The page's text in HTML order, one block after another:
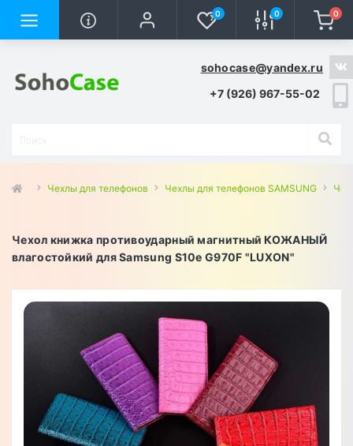
0 0 0
sohocase@yandex.ru
+7 (926) 967-55-02
Чехлы для телефонов Чехлы для телефонов SAMSUNG
Чехол книжка противоударный магнитный КОЖАНЫЙ
влагостойкий для Samsung S10e G970F "LUXON"